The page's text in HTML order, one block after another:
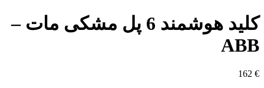
کلید هوشمند 6 پل مشکی مات –
ABB
162 €